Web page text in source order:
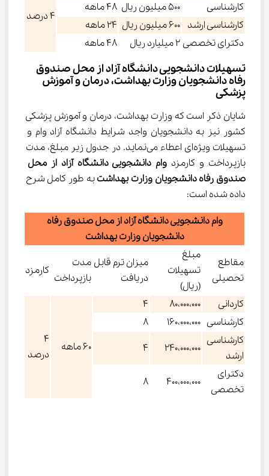
4 درصد
کارشناسی 500 میلیون ريال
48 ماهه
کارشناسی ارشد 600 میلیون ريال
24 ماهه
دکترای تخصصی 2 میلیارد ريال 48 ماهه
تسهیلات دانشجویی دانشگاه آزاد از محل صندوق
رفاه دانشجویان وزارت بهداشت، درمان و آموزش
پزشکی
شایان ذکر است که وزارت بهداشت، درمان و آموزش پزشکی
کشور نیز به دانشجویان واجد شرایط دانشگاه آزاد وام‌ و
تسهیلات ویژه‌ای اعطاء می‌نماید. در جدول زیر مبلغ، مدت
بازپرداخت و کارمزد وام دانشجویی دانشگاه آزاد از محل
صندوق رفاه دانشجویان وزارت بهداشت به طور کامل شرح
داده شده است:
وام دانشجویی دانشگاه آزاد از محل صندوق رفاه
دانشجویان وزارت بهداشت
مقاطع
تحصیلی
مبلغ
تسهیلات
(ریال)
میزان ترم‌ قابل
دریافت
مدت
بازپرداخت
کارمزد
کاردانی 80،000،000 4
60 ماهه
4
درصد
کارشناسی 160،000،000
8
کارشناسی
ارشد
240،000،000
4
دکترای
تخصصی
400،000،000 8